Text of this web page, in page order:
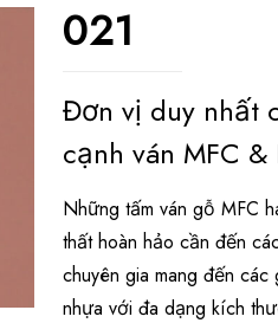
021
Đơn vị duy nhất
cạnh ván MFC
Những tấm ván gỗ MFC
thất hoàn hảo cần đến
chuyên gia mang đến
nhựa với đa dạng kích